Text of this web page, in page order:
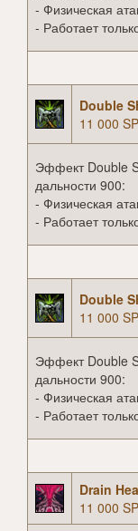
- Физическая
- Работает
Double
11 000 SP
Эффект Double
дальности 900:
- Физическая
- Работает
Double
11 000 SP
Эффект Double
дальности 900:
- Физическая
- Работает
Drain
11 000 SP